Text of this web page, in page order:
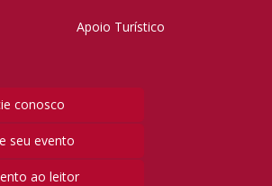
Apoio Turístico
conosco
seu evento
ao leitor